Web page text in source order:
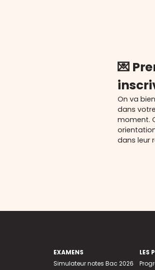
💌
On va
dans
moment.
dans leur
EXAMENS
Simulateur notes Bac 2026
LES